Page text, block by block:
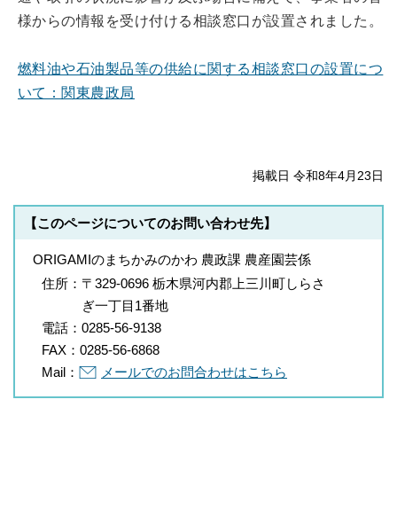
様からの情報を受け付ける相談窓口が設置されました。
燃料油や石油製品等の供給に関する相談窓口の設置につ
いて：関東農政局
掲載日 令和8年4月23日
【このページについてのお問い合わせ先】
ORIGAMIのまちかみのかわ 農政課 農産園芸係
住所： 〒329-0696 栃木県河内郡上三川町しらさ
ぎ一丁目1番地
電話： 0285-56-9138
FAX： 0285-56-6868
Mail：
メールでのお問合わせはこちら